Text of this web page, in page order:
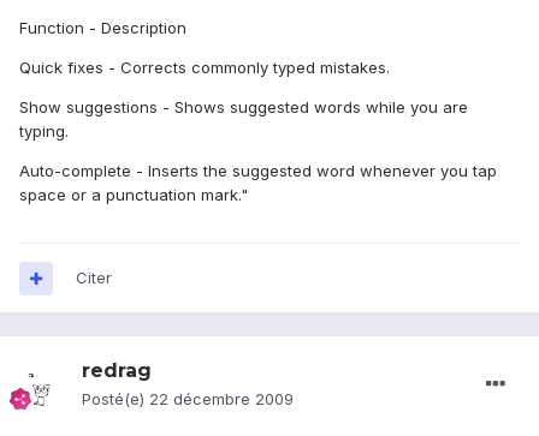
Function - Description
Quick fixes - Corrects commonly typed mistakes.
Show suggestions - Shows suggested words while you are
typing.
Auto-complete - Inserts the suggested word whenever you tap
space or a punctuation mark."
Citer
redrag
Posté(e) 22 décembre 2009